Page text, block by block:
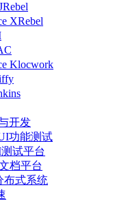
XRebel
Klocwork
开发
功能测试
试平台
档平台
布式系统